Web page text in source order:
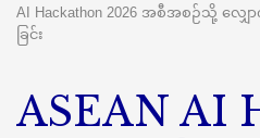
AI Hackathon 2026 အစီအစဉ်သို့ လျှေ
ခြင်း
ASEAN AI